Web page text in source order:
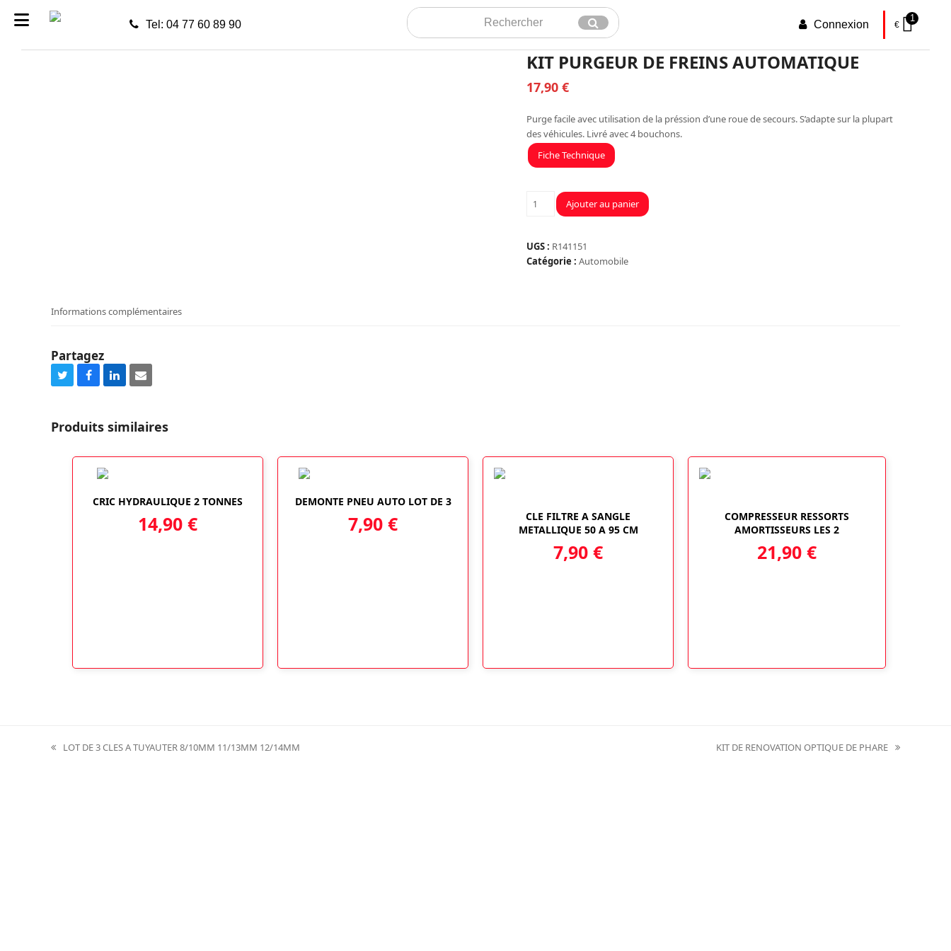
Tel: 04 77 60 89 90
Rechercher
Envoyer Connexion €
1
KIT PURGEUR DE FREINS AUTOMATIQUE
17,90 €
Purge facile avec utilisation de la préssion d’une roue de secours. S’adapte sur la plupart
des véhicules. Livré avec 4 bouchons.
Fiche Technique
quantité
PURGEUR
DE
Ajouter au panier
UGS : R141151
Catégorie : Automobile
Informations complémentaires
Partagez
Share
Twitter
Share
Facebook
Share
LinkedIn
Share
Email
Produits similaires
CRIC HYDRAULIQUE 2 TONNES
14,90 €
DEMONTE PNEU AUTO LOT DE 3
7,90 €
CLE FILTRE A SANGLE
METALLIQUE 50 A 95 CM
7,90 €
COMPRESSEUR RESSORTS
AMORTISSEURS LES 2
21,90 €
previous
LOT DE 3 CLES A TUYAUTER 8/10MM 11/13MM 12/14MM
next
KIT DE RENOVATION OPTIQUE DE PHARE